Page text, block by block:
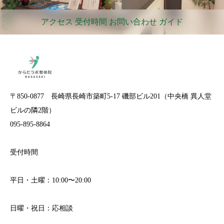
アクセス 受付時間 お問い合わせ ガイド
〒850-0877 長崎県長崎市築町5-17 磯部ビル201（中央橋 異人堂
ビルの隣2階）
095-895-8864
受付時間
平日・土曜：10:00〜20:00
日曜・祝日：応相談